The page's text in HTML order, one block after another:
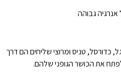
אנרגיה גבוהה
טניס ומרוצי שליחים הם דרך
את הכושר הגופני שלהם.